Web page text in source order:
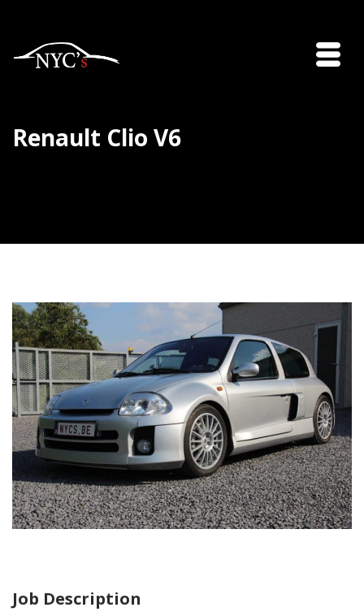
Renault Clio V6
Job Description